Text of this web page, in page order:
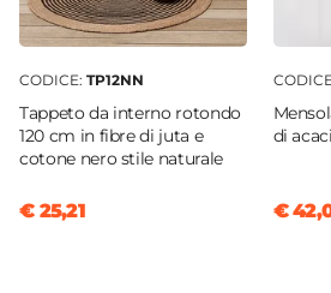
CODICE: TP12NN
Tappeto da interno rotondo
120 cm in fibre di juta e
cotone nero stile naturale
€ 25,21
di
€